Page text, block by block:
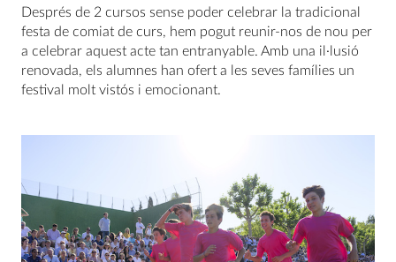
Després de 2 cursos sense poder celebrar la tradicional
festa de comiat de curs, hem pogut reunir-nos de nou per
a celebrar aquest acte tan entranyable. Amb una il·lusió
renovada, els alumnes han ofert a les seves famílies un
festival molt vistós i emocionant.